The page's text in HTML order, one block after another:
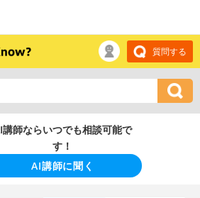
質問する
講師ならいつでも相談可能で
す！
AI講師に聞く